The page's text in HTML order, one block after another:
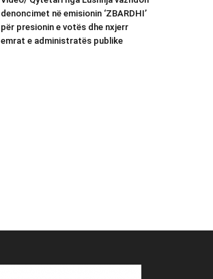
denoncimet në emisionin ‘ZBARDHI’
për presionin e votës dhe nxjerr
emrat e administratës publike